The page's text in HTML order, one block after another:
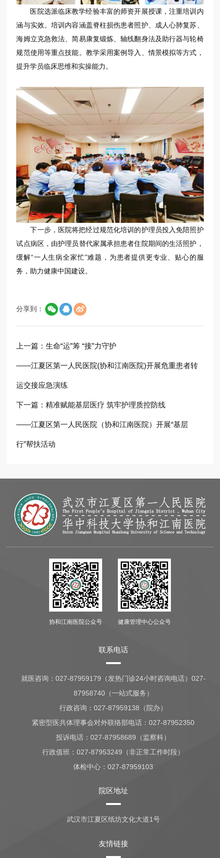
医院选派临床教学经验丰富的师资开展授课，注重培训内
涵与实效。培训内容涵盖脊柱损伤患者照护、成人心肺复苏、
海姆立克急救法、简易康复锻炼、轴线翻身法及助行器与轮椅
规范使用等重点技能。教学采用案例导入、情景模拟等方式，
提升学员临床思维和实操能力。
下一步，医院将把经过规范化培训的护理员投入免陪照护
试点病区，由护理员替代家属承担患者住院期间的生活照护，
缓解“一人生病全家忙”难题，为患者提供更专业、贴心的服
务，助力健康中国建设。
分享到：
上一篇：生命“运”筹 “接”力守护
——江夏区第一人民医院(协和江南医院)开展危重患者转
运交接应急演练
下一篇：精准赋能基层医疗 筑牢护理质控防线
——江夏区第一人民医院（协和江南医院）开展“基层
行”帮扶活动
协和江南医院公众号 健康管理中心公众号
联系电话
就医咨询： 027-87959179（发热门诊24小时咨询电话）027-
87958740（一站式服务）
行政咨询：027-87959138（院办）
紧密型医共体理事会对外联络部电话：027-87952350
投诉电话：027-87958689（监察科）
行政值班：027-87953249（非正常工作时段）
体检中心：027-87959103
院区地址
武汉市江夏区纸坊文化大道1号
友情链接